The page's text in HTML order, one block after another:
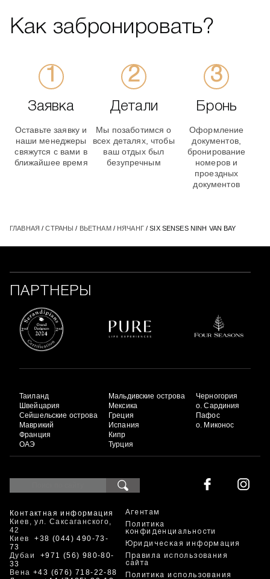
Как забронировать?
Заявка
Оставьте заявку и
наши менеджеры
свяжутся с вами в
ближайшее время
Детали
Мы позаботимся о
всех деталях, чтобы
ваш отдых был
безупречным
Бронь
Оформление
документов,
бронирование
номеров и
проездных
документов
ГЛАВНАЯ /СТРАНЫ / ВЬЕТНАМ/ НЯЧАНГ/ SIX SENSES NINH VAN BAY
ПАРТНЕРЫ
Таиланд
Швейцария
Сейшельские острова
Маврикий
Франция
ОАЭ
Мальдивские острова
Мексика
Греция
Испания
Кипр
Турция
Черногория
о. Сардиния
Пафос
о. Миконос
Контактная информация
Киев, ул. Саксаганского,
42
Киев+38 (044) 490-73-
73
Дубаи +971 (56) 980-80-
33
Вена +43 (676) 718-22-88
Агентам
Политика
конфиденциальности
Юридическая информация
Правила использования
сайта
Политика использования